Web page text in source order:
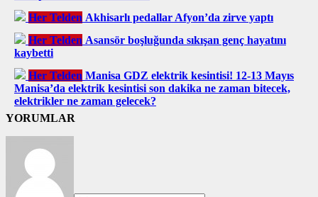
Her Telden Akhisarlı pedallar Afyon’da zirve yaptı
Her Telden Asansör boşluğunda sıkışan genç hayatını
kaybetti
Her Telden Manisa GDZ elektrik kesintisi! 12-13 Mayıs
Manisa’da elektrik kesintisi son dakika ne zaman bitecek,
elektrikler ne zaman gelecek?
YORUMLAR